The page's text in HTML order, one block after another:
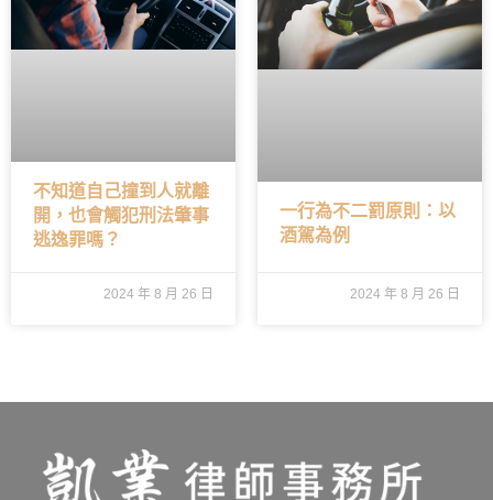
不知道自己撞到人就離
開，也會觸犯刑法肇事
逃逸罪嗎？
2024 年 8 月 26 日
一行為不二罰原則：以
酒駕為例
2024 年 8 月 26 日